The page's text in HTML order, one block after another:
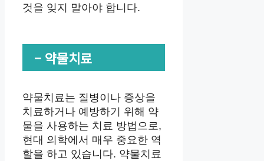
것을 잊지 말아야 합니다.
– 약물치료
약물치료는 질병이나 증상을
치료하거나 예방하기 위해 약
물을 사용하는 치료 방법으로,
현대 의학에서 매우 중요한 역
할을 하고 있습니다. 약물치료